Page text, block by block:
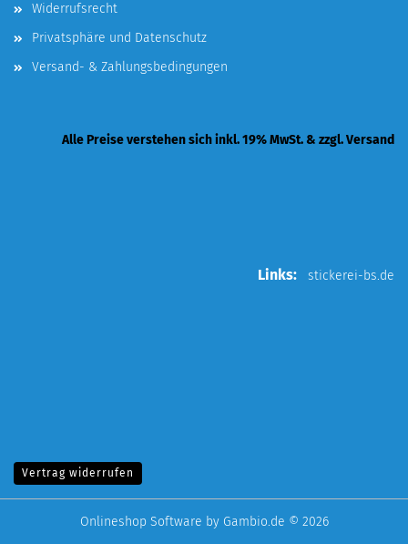
Widerrufsrecht
Privatsphäre und Datenschutz
Versand- & Zahlungsbedingungen
Alle Preise verstehen sich inkl. 19% MwSt. & zzgl. Versand
Links: stickerei-bs.de
Vertrag widerrufen
Onlineshop Software by Gambio.de © 2026